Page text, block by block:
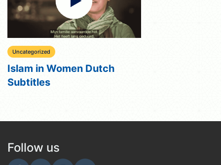
Uncategorized
Islam in Women Dutch
Subtitles
Follow us